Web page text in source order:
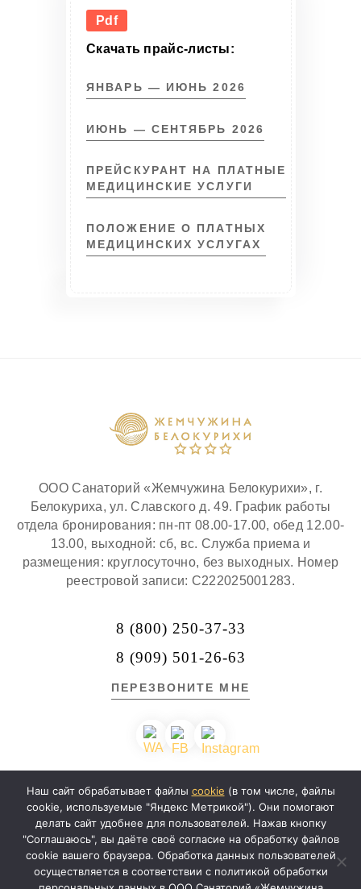
Pdf
Скачать прайс-листы:
ЯНВАРЬ — ИЮНЬ 2026
ИЮНЬ — СЕНТЯБРЬ 2026
ПРЕЙСКУРАНТ НА ПЛАТНЫЕ
МЕДИЦИНСКИЕ УСЛУГИ
ПОЛОЖЕНИЕ О ПЛАТНЫХ
МЕДИЦИНСКИХ УСЛУГАХ
ООО Санаторий «Жемчужина Белокурихи», г.
Белокуриха, ул. Славского д. 49. График работы
отдела бронирования: пн-пт 08.00-17.00, обед 12.00-
13.00, выходной: сб, вс. Служба приема и
размещения: круглосуточно, без выходных. Номер
реестровой записи: С222025001283.
8 (800) 250-37-33
8 (909) 501-26-63
ПЕРЕЗВОНИТЕ МНЕ
Политика конфиденциальности
Разработка сайта —
Наш сайт обрабатывает файлы cookie (в том числе, файлы
cookie, используемые "Яндекс Метрикой"). Они помогают
делать сайт удобнее для пользователей. Нажав кнопку
"Соглашаюсь", вы даёте своё согласие на обработку файлов
cookie вашего браузера. Обработка данных пользователей
осуществляется в соответствии с политикой обработки